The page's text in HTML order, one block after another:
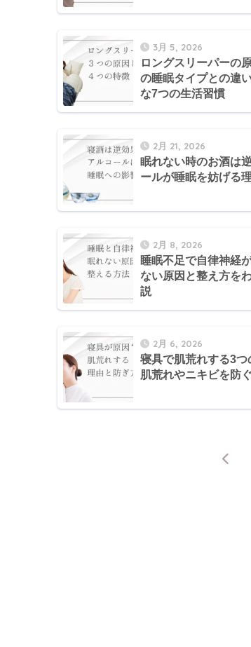
3月 5, 2026
ロングスリーパーの
の睡眠タイプとの違
な7つの生活習慣
2月 21, 2026
眠れない時のお酒は
ールが睡眠を妨げる
2月 8, 2026
睡眠不足で自律神経
ない原因と整え方を
説
2月 6, 2026
寝具で肌荒れする3つ
肌荒れやニキビを防